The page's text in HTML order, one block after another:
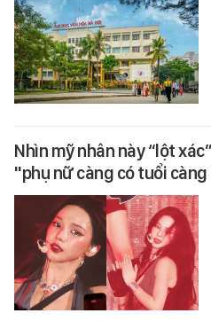
Nhìn mỹ nhân này “lột
"phụ nữ càng có tuổi